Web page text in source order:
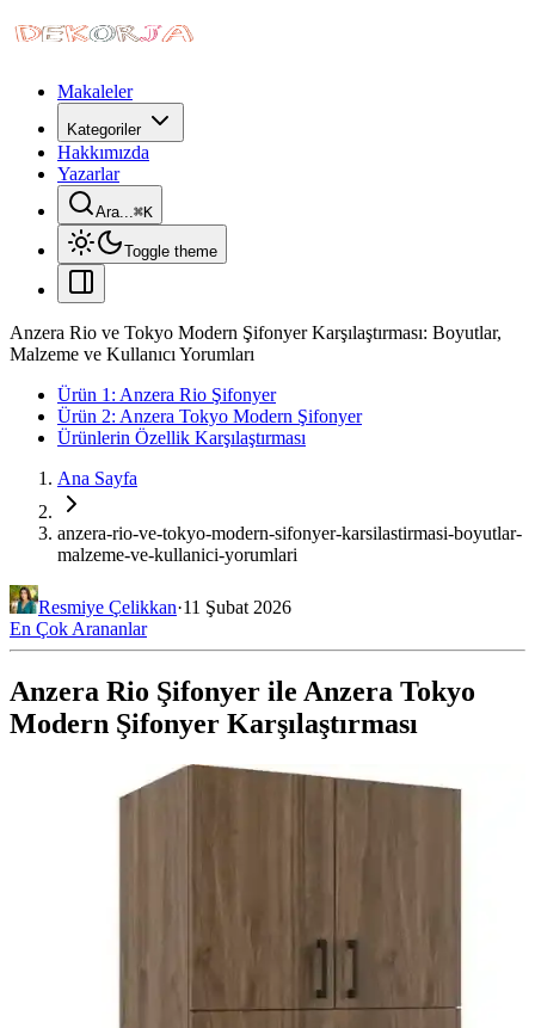
Makaleler
Kategoriler
Hakkımızda
Yazarlar
Ara...⌘K
Toggle theme
Anzera Rio ve Tokyo Modern Şifonyer Karşılaştırması: Boyutlar,
Malzeme ve Kullanıcı Yorumları
Ürün 1: Anzera Rio Şifonyer
Ürün 2: Anzera Tokyo Modern Şifonyer
Ürünlerin Özellik Karşılaştırması
Ana Sayfa
anzera-rio-ve-tokyo-modern-sifonyer-karsilastirmasi-boyutlar-
malzeme-ve-kullanici-yorumlari
Resmiye Çelikkan·11 Şubat 2026
En Çok Arananlar
Anzera Rio Şifonyer ile Anzera Tokyo
Modern Şifonyer Karşılaştırması